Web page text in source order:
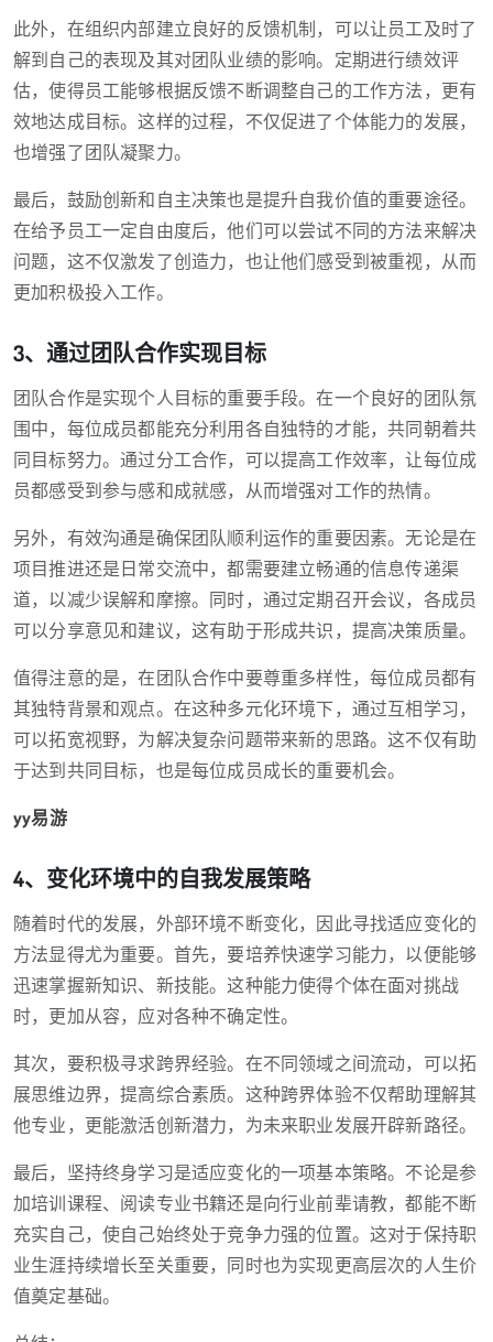
此外，在组织内部建立良好的反馈机制，可以让员工及时了
解到自己的表现及其对团队业绩的影响。定期进行绩效评
估，使得员工能够根据反馈不断调整自己的工作方法，更有
效地达成目标。这样的过程，不仅促进了个体能力的发展，
也增强了团队凝聚力。
最后，鼓励创新和自主决策也是提升自我价值的重要途径。
在给予员工一定自由度后，他们可以尝试不同的方法来解决
问题，这不仅激发了创造力，也让他们感受到被重视，从而
更加积极投入工作。
3、通过团队合作实现目标
团队合作是实现个人目标的重要手段。在一个良好的团队氛
围中，每位成员都能充分利用各自独特的才能，共同朝着共
同目标努力。通过分工合作，可以提高工作效率，让每位成
员都感受到参与感和成就感，从而增强对工作的热情。
另外，有效沟通是确保团队顺利运作的重要因素。无论是在
项目推进还是日常交流中，都需要建立畅通的信息传递渠
道，以减少误解和摩擦。同时，通过定期召开会议，各成员
可以分享意见和建议，这有助于形成共识，提高决策质量。
值得注意的是，在团队合作中要尊重多样性，每位成员都有
其独特背景和观点。在这种多元化环境下，通过互相学习，
可以拓宽视野，为解决复杂问题带来新的思路。这不仅有助
于达到共同目标，也是每位成员成长的重要机会。
yy易游
4、变化环境中的自我发展策略
随着时代的发展，外部环境不断变化，因此寻找适应变化的
方法显得尤为重要。首先，要培养快速学习能力，以便能够
迅速掌握新知识、新技能。这种能力使得个体在面对挑战
时，更加从容，应对各种不确定性。
其次，要积极寻求跨界经验。在不同领域之间流动，可以拓
展思维边界，提高综合素质。这种跨界体验不仅帮助理解其
他专业，更能激活创新潜力，为未来职业发展开辟新路径。
最后，坚持终身学习是适应变化的一项基本策略。不论是参
加培训课程、阅读专业书籍还是向行业前辈请教，都能不断
充实自己，使自己始终处于竞争力强的位置。这对于保持职
业生涯持续增长至关重要，同时也为实现更高层次的人生价
值奠定基础。